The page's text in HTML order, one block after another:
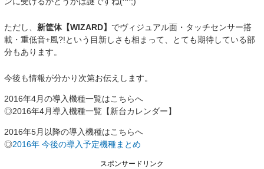
ただし、 新筐体【WIZARD】 でヴィジュアル面・タッチセンサー搭
載・重低音+風?!という目新しさも相まって、とても期待している部
分もあります。
今後も情報が分かり次第お伝えします。
2016年4月の導入機種一覧はこちらへ
◎2016年4月導入機種一覧【新台カレンダー】
2016年5月以降の導入機種はこちらへ
◎2016年 今後の導入予定機種まとめ
スポンサードリンク